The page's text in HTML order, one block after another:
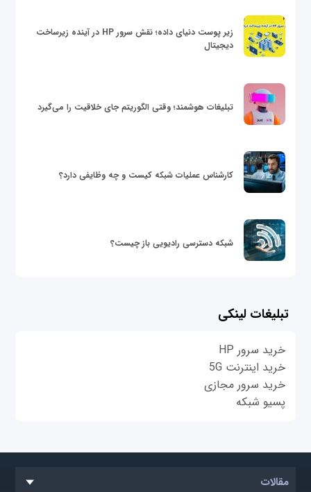
زیر پوست دنیای داده؛ نقش سرور HP در آینده زیرساخت
دیجیتال
تبلیغات هوشمند؛ وقتی الگوریتم جای خلاقیت را می‌گیرد
کارشناس عملیات شبکه کیست و چه وظایفی دارد؟
شبکه دسترسی رادیویی باز چیست؟
تبلیغات لینکی
خرید سرور HP
خرید اینترنت 5G
خرید سرور مجازی
پسیو شبکه
مقالات